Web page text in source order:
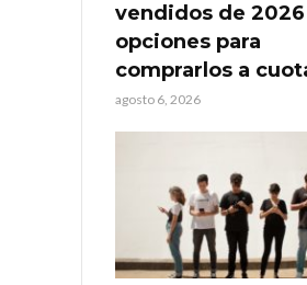
vendidos de 2026
opciones para
comprarlos a
agosto 6, 2026